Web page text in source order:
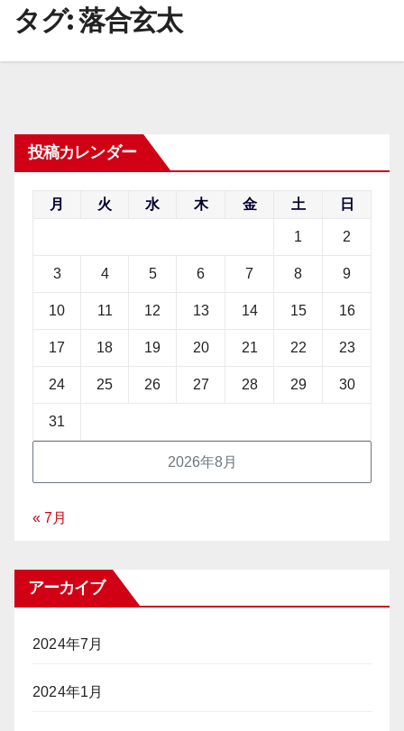
タグ:落合玄太
投稿カレンダー
2026年8月
月 火 水 木 金 土 日
1 2
3 4 5 6 7 8 9
10 11 12 13 14 15 16
17 18 19 20 21 22 23
24 25 26 27 28 29 30
31
« 7月
アーカイブ
2024年7月
2024年1月